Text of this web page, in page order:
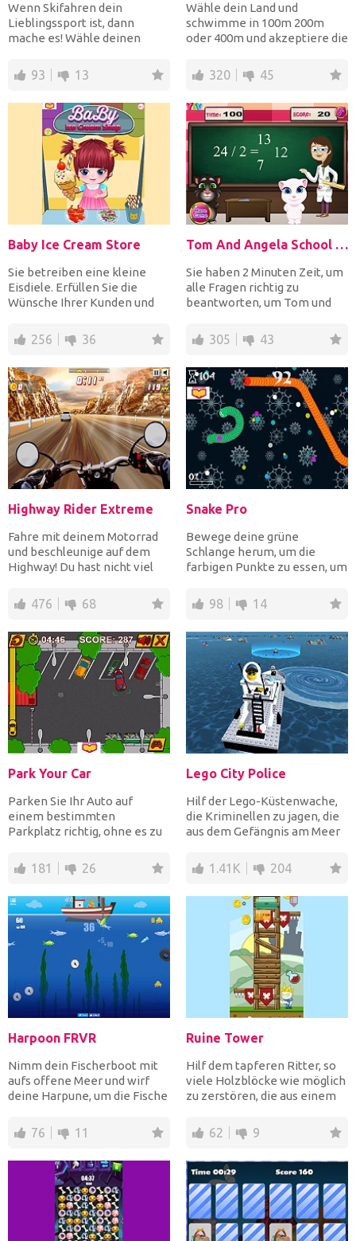
Wenn Skifahren dein
Lieblingssport ist, dann
mache es! Wähle deinen
Ashl...93 13
Wähle dein Land und
schwimme in 100m 200m
oder 400m und akzeptiere die
die b...320 45
Baby Ice Cream Store
Sie betreiben eine kleine
Eisdiele. Erfüllen Sie die
Wünsche Ihrer Kunden und
256 36
Tom And Angela School Quiz
Sie haben 2 Minuten Zeit, um
alle Fragen richtig zu
beantworten, um Tom und
305 43
Highway Rider Extreme
Fahre mit deinem Motorrad
und beschleunige auf dem
Highway! Du hast nicht viel
476 68
Snake Pro
Bewege deine grüne
Schlange herum, um die
farbigen Punkte zu essen, um
vermei...
98 14
Park Your Car
Parken Sie Ihr Auto auf
einem bestimmten
Parkplatz richtig, ohne es zu
mögli...
181 26
Lego City Police
Hilf der Lego-Küstenwache,
die Kriminellen zu jagen, die
aus dem Gefängnis am Meer
1.41K 204
Harpoon FRVR
Nimm dein Fischerboot mit
aufs offene Meer und wirf
deine Harpune, um die Fische
76 11
Ruine Tower
Hilf dem tapferen Ritter, so
viele Holzblöcke wie möglich
zu zerstören, die aus einem
62 9